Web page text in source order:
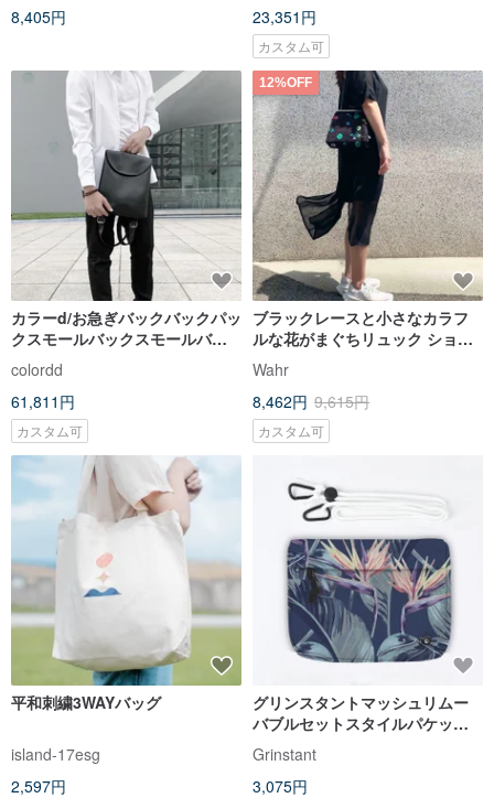
8,405円
23,351円
カスタム可
カラーd/お急ぎバックバックパッ
クスモールバックスモールバッ
グシンプルな個性
colordd
61,811円
カスタム可
12%OFF
ブラックレースと小さなカラフ
ルな花がまぐちリュック ショル
ダーバッグ サイドバッグ 機内持
ち込みバッグ 小さめバッグ
Wahr
8,462円 9,615円
カスタム可
平和刺繍3WAYバッグ
island-17esg
2,597円
グリンスタントマッシュリムー
バブルセットスタイルパケット
ショルダーバッグ-アドベンチャ
ーシリーズ（オレンジブロッサ
ム）
Grinstant
3,075円